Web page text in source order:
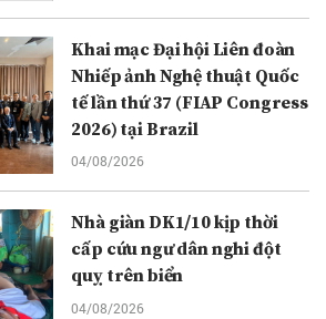
Khai mạc Đại hội Liên đoàn
Nhiếp ảnh Nghệ thuật Quốc
tế lần thứ 37 (FIAP Congress
2026) tại Brazil
04/08/2026
Nhà giàn DK1/10 kịp thời
cấp cứu ngư dân nghi đột
quỵ trên biển
04/08/2026